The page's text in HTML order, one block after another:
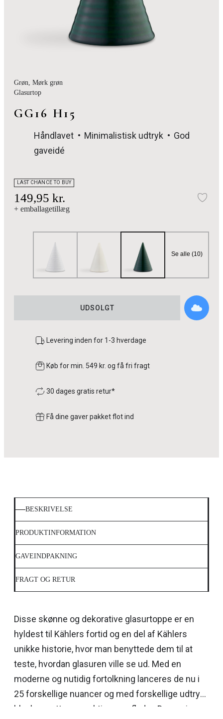
Grøn, Mørk grøn
Glasurtop
GG16 H15
Håndlavet Minimalistisk udtryk
God
gaveidé
LAST CHANCE TO BUY
149,95 kr.
+ emballagetillæg
Se alle (10)
UDSOLGT
Levering inden for 1-3 hverdage
Køb for min. 549 kr. og få fri fragt
30 dages gratis retur*
Få dine gaver pakket flot ind
BESKRIVELSE
PRODUKTINFORMATION
GAVEINDPAKNING
FRAGT OG RETUR
Disse skønne og dekorative glasurtoppe er en
hyldest til Kählers fortid og en del af Kählers
unikke historie, hvor man benyttede dem til at
teste, hvordan glasuren ville se ud. Med en
moderne og nutidig fortolkning lanceres de nu i
25 forskellige nuancer og med forskellige udtryk i
blanke, matte og reaktive overflader. Der er rig